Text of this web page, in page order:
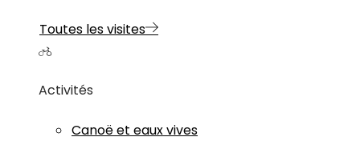
Toutes les visites
Activités
Canoë et eaux vives